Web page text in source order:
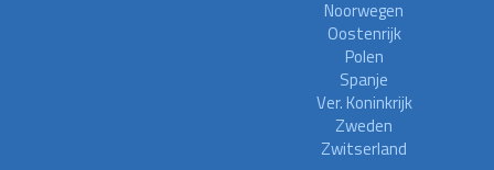
Noorwegen
Oostenrijk
Polen
Spanje
Ver. Koninkrijk
Zweden
Zwitserland